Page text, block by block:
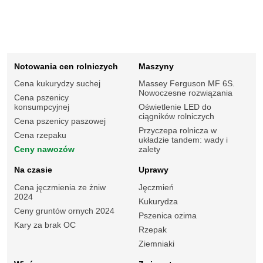
Notowania cen rolniczych
Cena kukurydzy suchej
Cena pszenicy
konsumpcyjnej
Cena pszenicy paszowej
Cena rzepaku
Ceny nawozów
Maszyny
Massey Ferguson MF 6S.
Nowoczesne rozwiązania
Oświetlenie LED do
ciągników rolniczych
Przyczepa rolnicza w
układzie tandem: wady i
zalety
Na czasie
Cena jęczmienia ze żniw
2024
Ceny gruntów ornych 2024
Kary za brak OC
Uprawy
Jęczmień
Kukurydza
Pszenica ozima
Rzepak
Ziemniaki